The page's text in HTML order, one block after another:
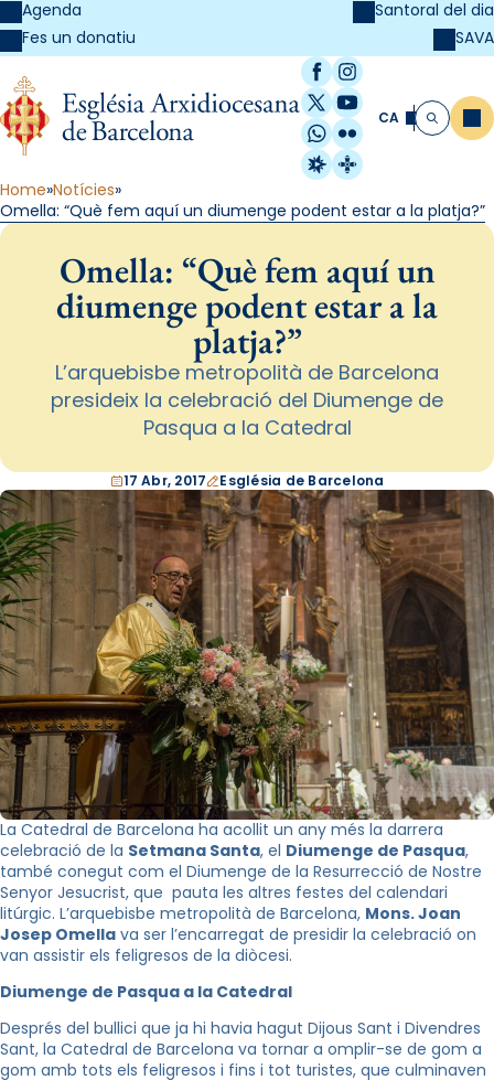
Agenda
Fes un donatiu
Santoral del dia
SAVA
Facebook
Instagram
X / Twitter
YouTube
WhatsApp
Flickr
Radio Estel
Catalunya
CA Cerca
Home Notícies
Omella: “Què fem aquí un diumenge podent estar a la platja?”
Omella: “Què fem aquí un
diumenge podent estar a la
platja?”
L’arquebisbe metropolità de Barcelona
presideix la celebració del Diumenge de
Pasqua a la Catedral
17 Abr, 2017 Església de Barcelona
La Catedral de Barcelona ha acollit un any més la darrera
celebració de la Setmana Santa, el Diumenge de Pasqua,
també conegut com el Diumenge de la Resurrecció de Nostre
Senyor Jesucrist, que pauta les altres festes del calendari
litúrgic. L’arquebisbe metropolità de Barcelona, Mons. Joan
Josep Omella va ser l’encarregat de presidir la celebració on
van assistir els feligresos de la diòcesi.
Diumenge de Pasqua a la Catedral
Després del bullici que ja hi havia hagut Dijous Sant i Divendres
Sant, la Catedral de Barcelona va tornar a omplir-se de gom a
gom amb tots els feligresos i fins i tot turistes, que culminaven